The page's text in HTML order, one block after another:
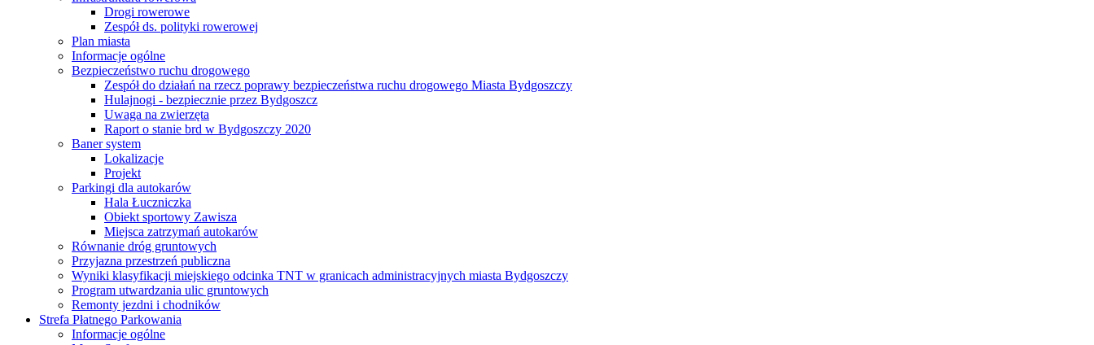
Drogi rowerowe
Zespół ds. polityki rowerowej
Plan miasta
Informacje ogólne
Bezpieczeństwo ruchu drogowego
Zespół do działań na rzecz poprawy bezpieczeństwa ruchu drogowego Miasta Bydgoszczy
Hulajnogi - bezpiecznie przez Bydgoszcz
Uwaga na zwierzęta
Raport o stanie brd w Bydgoszczy 2020
Baner system
Lokalizacje
Projekt
Parkingi dla autokarów
Hala Łuczniczka
Obiekt sportowy Zawisza
Miejsca zatrzymań autokarów
Równanie dróg gruntowych
Przyjazna przestrzeń publiczna
Wyniki klasyfikacji miejskiego odcinka TNT w granicach administracyjnych miasta Bydgoszczy
Program utwardzania ulic gruntowych
Remonty jezdni i chodników
Strefa Płatnego Parkowania
Informacje ogólne